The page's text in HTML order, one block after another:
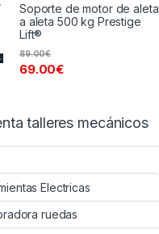
Soporte de motor de aleta
a aleta 500 kg Prestige
Lift®
69.00€
89.00€
talleres mecánicos
Electricas
ruedas